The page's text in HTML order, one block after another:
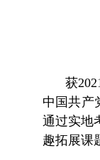
获
中国共产
通过实地
趣拓展课